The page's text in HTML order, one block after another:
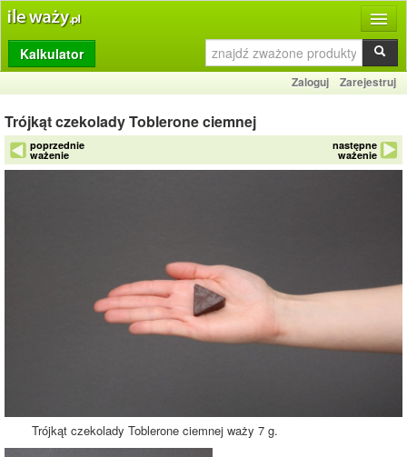
Produkty
Dziennik
Przelicznik
Porównywarka
Kalkulator
Zaloguj Zarejestruj
Trójkąt czekolady Toblerone ciemnej
poprzednie
ważenie
następne
ważenie
Trójkąt czekolady Toblerone ciemnej waży 7 g.